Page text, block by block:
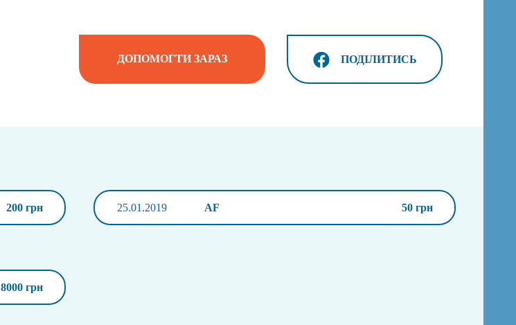
ДОПОМОГТИ ЗАРАЗ ПОДІЛИТИСЬ
200 грн 25.01.2019 AF 50 грн
8000 грн